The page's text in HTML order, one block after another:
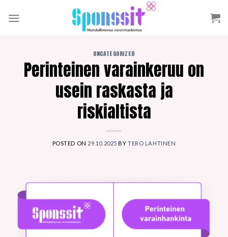
UNCATEGORIZED
Perinteinen varainkeruu on
usein raskasta ja
riskialtista
POSTED ON 29.10.2025 BYTERO LAHTINEN